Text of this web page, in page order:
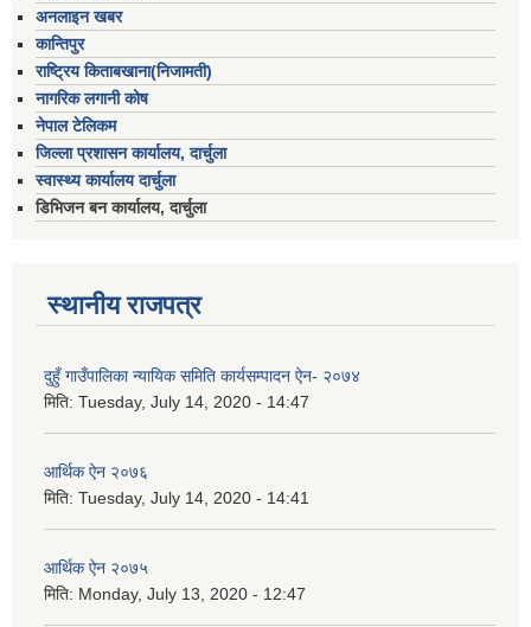
अनलाइन खबर
कान्तिपुर
राष्ट्रिय किताबखाना(निजामती)
नागरिक लगानी कोष
नेपाल टेलिकम
जिल्ला प्रशासन कार्यालय, दार्चुला
स्वास्थ्य कार्यालय दार्चुला
डिभिजन बन कार्यालय, दार्चुला
स्थानीय राजपत्र
दुहुँ गाउँपालिका न्यायिक समिति कार्यसम्पादन ऐन- २०७४
मिति: Tuesday, July 14, 2020 - 14:47
आर्थिक ऐन २०७६
मिति: Tuesday, July 14, 2020 - 14:41
आर्थिक ऐन २०७५
मिति: Monday, July 13, 2020 - 12:47